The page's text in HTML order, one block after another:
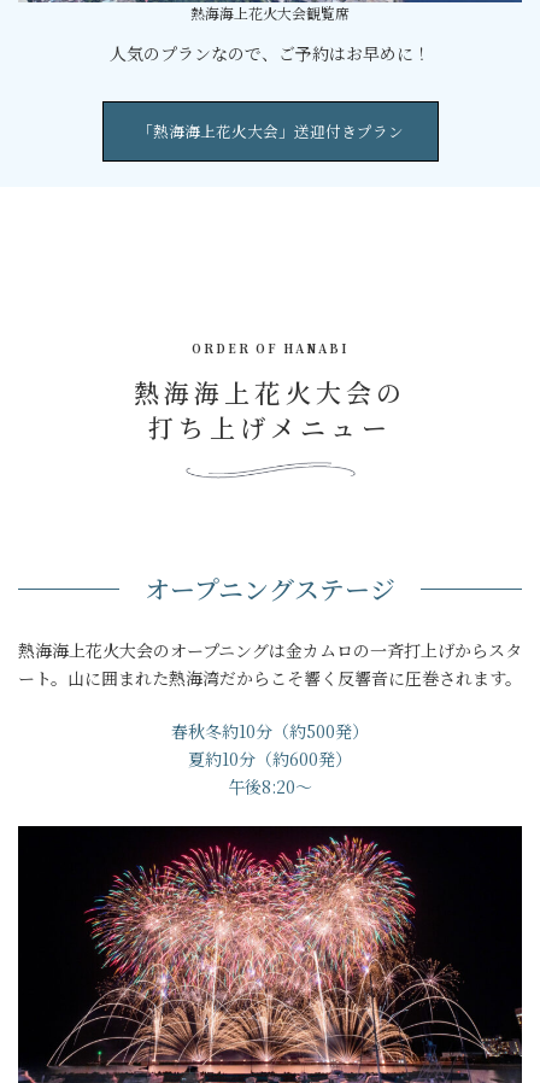
熱海海上花火大会観覧席
人気のプランなので、ご予約はお早めに！
「熱海海上花火大会」送迎付きプラン
熱海海上花火大会の
打ち上げメニュー
ORDER OF HANABI
オープニングステージ
熱海海上花火大会のオープニングは金カムロの一斉打上げからスタ
ート。山に囲まれた熱海湾だからこそ響く反響音に圧巻されます。
春秋冬約10分（約500発）
夏約10分（約600発）
午後8:20～